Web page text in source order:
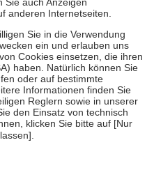
für ihre eigene Gesundheit zu
der Familie zu unterstützen,
vollendeten 18. Lebensjahr
Früherkennung, die von der
sich um echte Bewertungen